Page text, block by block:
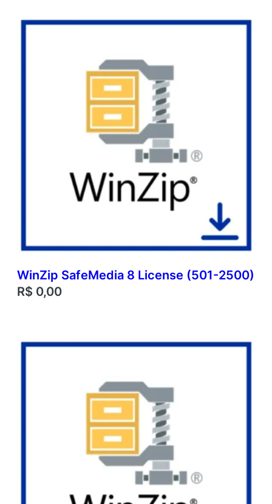
WinZip SafeMedia 8 License (501-2500)
R$ 0,00